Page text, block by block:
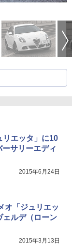
リエッタ」に10
サリーエディ
2015年6月24日
オ「ジュリエッ
ェルデ（ローン
2015年3月13日